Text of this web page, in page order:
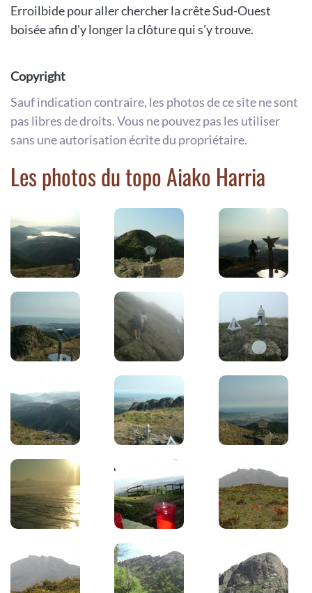
Erroilbide pour aller chercher la crête Sud-Ouest
boisée afin d'y longer la clôture qui s'y trouve.
Copyright
Sauf indication contraire, les photos de ce site ne sont
pas libres de droits. Vous ne pouvez pas les utiliser
sans une autorisation écrite du propriétaire.
Les photos du topo Aiako Harria